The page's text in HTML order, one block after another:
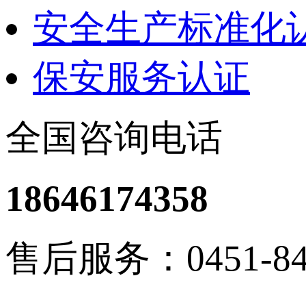
安全生产标准化
保安服务认证
全国咨询电话
18646174358
售后服务：0451-